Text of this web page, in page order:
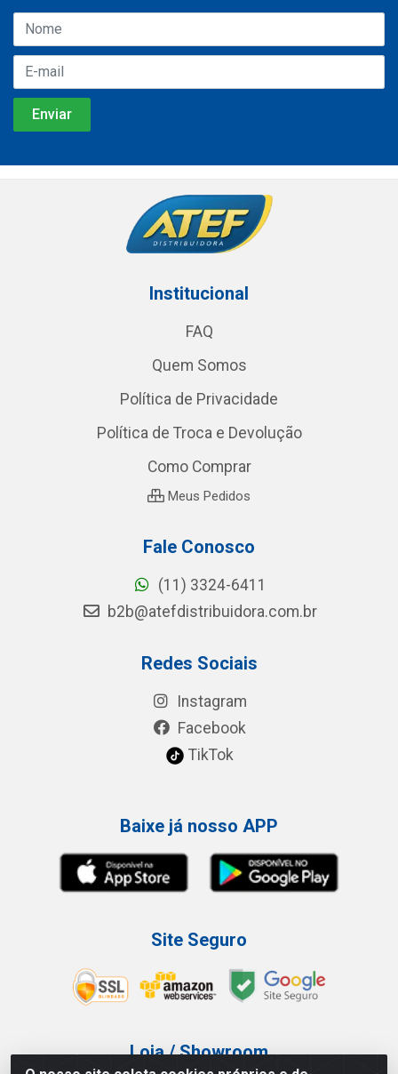
Institucional
FAQ
Quem Somos
Política de Privacidade
Política de Troca e Devolução
Como Comprar
Meus Pedidos
Fale Conosco
(11) 3324-6411
b2b@atefdistribuidora.com.br
Redes Sociais
Instagram
Facebook
TikTok
Baixe já nosso APP
Site Seguro
Loja / Showroom